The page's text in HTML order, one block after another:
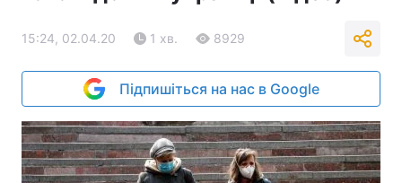
15:24, 02.04.20 1 хв. 8929
Підпишіться на нас в Google